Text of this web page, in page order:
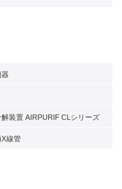
装置 AIRPURIF CLシリーズ
線管